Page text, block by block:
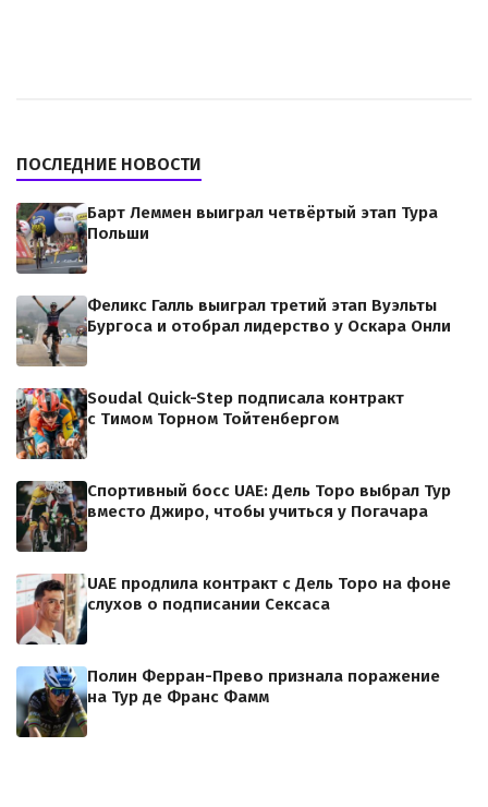
ПОСЛЕДНИЕ НОВОСТИ
Барт Леммен выиграл четвёртый этап Тура
Польши
Феликс Галль выиграл третий этап Вуэльты
Бургоса и отобрал лидерство у Оскара Онли
Soudal Quick-Step подписала контракт
с Тимом Торном Тойтенбергом
Спортивный босс UAE: Дель Торо выбрал Тур
вместо Джиро, чтобы учиться у Погачара
UAE продлила контракт с Дель Торо на фоне
слухов о подписании Сексаса
Полин Ферран-Прево признала поражение
на Тур де Франс Фамм